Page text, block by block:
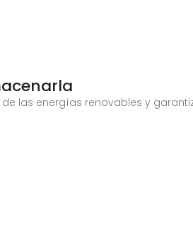
las energías renovables y